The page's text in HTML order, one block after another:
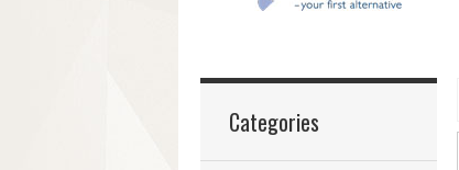
Categories